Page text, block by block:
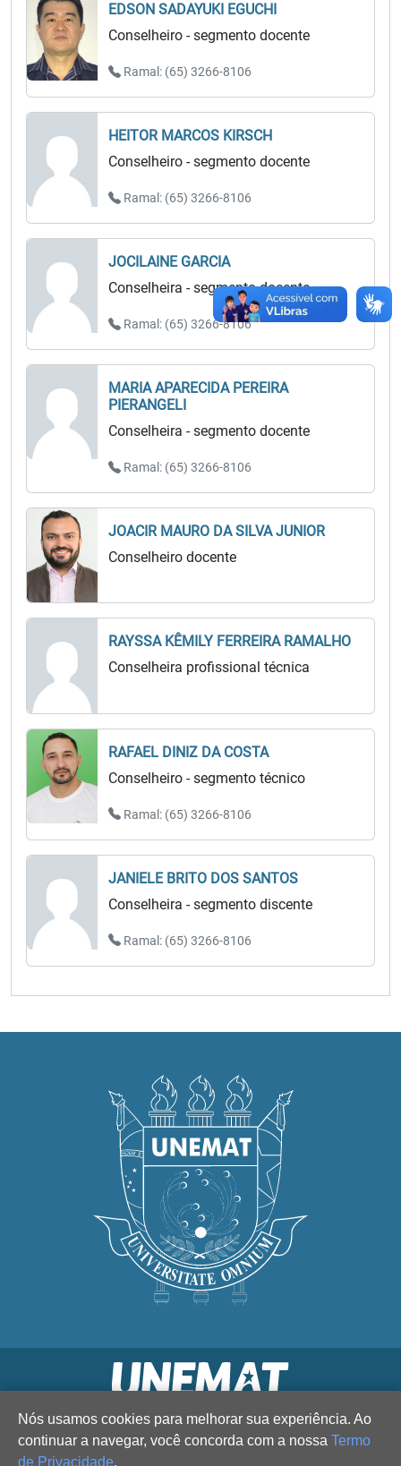
EDSON SADAYUKI EGUCHI
Conselheiro - segmento docente
Ramal: (65) 3266-8106
HEITOR MARCOS KIRSCH
Conselheiro - segmento docente
Ramal: (65) 3266-8106
JOCILAINE GARCIA
Conselheira - segmento docente
Ramal: (65) 3266-8106
MARIA APARECIDA PEREIRA
PIERANGELI
Conselheira - segmento docente
Ramal: (65) 3266-8106
JOACIR MAURO DA SILVA JUNIOR
Conselheiro docente
RAYSSA KÊMILY FERREIRA RAMALHO
Conselheira profissional técnica
RAFAEL DINIZ DA COSTA
Conselheiro - segmento técnico
Ramal: (65) 3266-8106
JANIELE BRITO DOS SANTOS
Conselheira - segmento discente
Ramal: (65) 3266-8106
Nós usamos cookies para melhorar sua experiência. Ao
continuar a navegar, você concorda com a nossa Termo
de Privacidade.